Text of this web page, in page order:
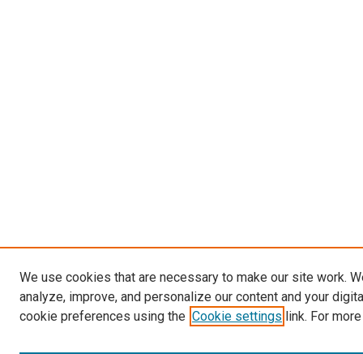
We use cookies that are necessary to make our site work.
analyze, improve, and personalize our content and your
cookie preferences using the Cookie settings link. For